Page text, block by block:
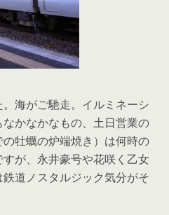
海がご馳走。イルミネーシ
かなかなもの、土日営業の
牡蠣の炉端焼き）は何時の
が、永井豪号や花咲く乙女
道ノスタルジック気分がそ